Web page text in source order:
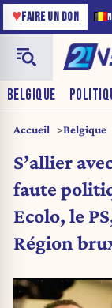
♥FAIRE UN DON
BELGIQUE
Accueil Belgique
S’allier
faute
Ecolo, le
Région